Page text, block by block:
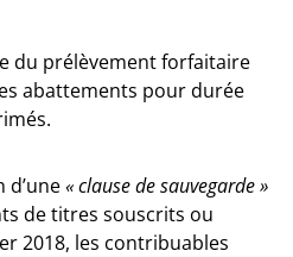
du prélèvement forfaitaire
abattements pour durée
d’une« clause de sauvegarde »
de titres souscrits ou
2018, les contribuables